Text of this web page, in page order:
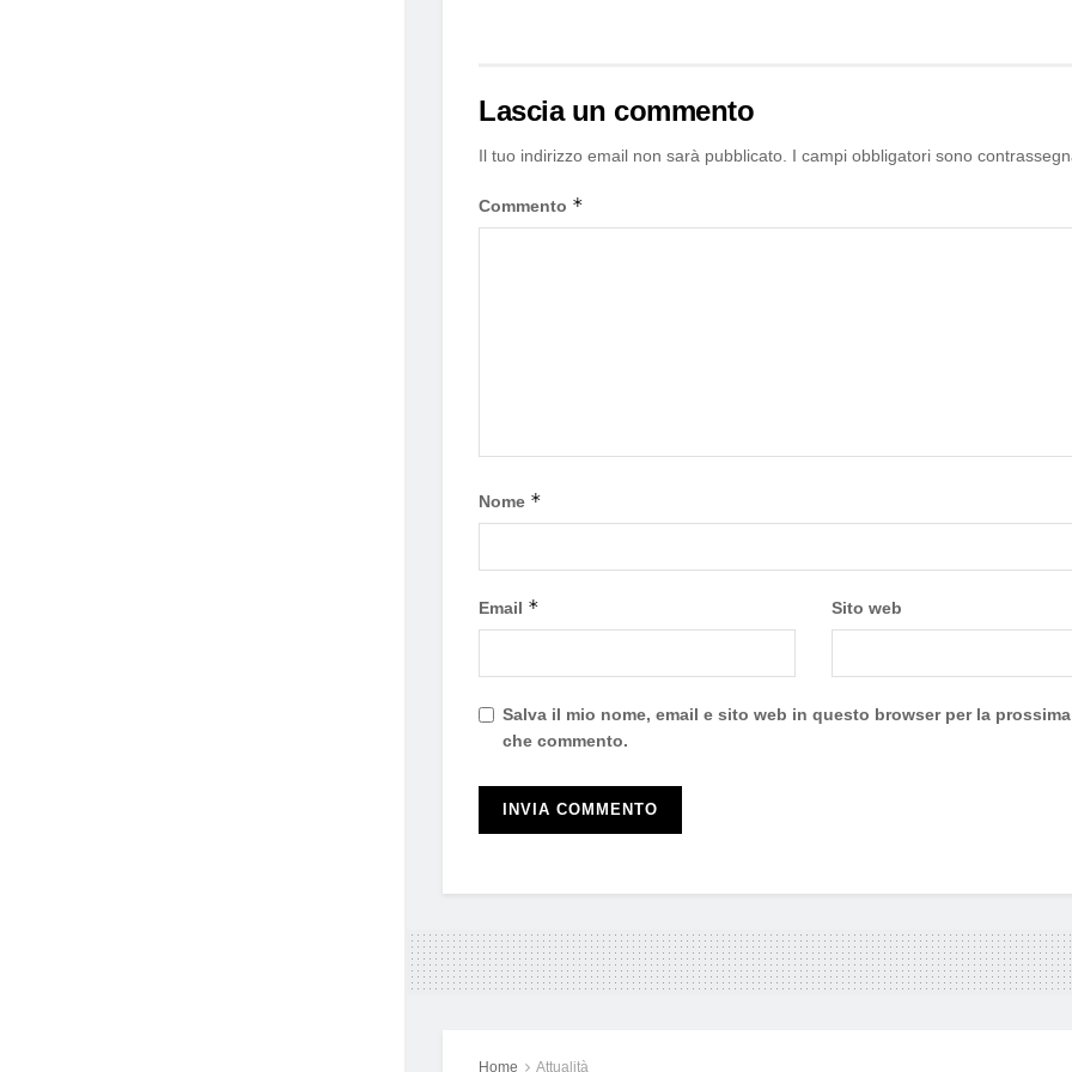
Lascia un commento
Il tuo indirizzo email non sarà pubblicato. I campi obbligatori sono
Commento *
Nome *
Email * Sito web
Salva il mio nome, email e sito web in questo browser per la
che commento.
Home Attualità